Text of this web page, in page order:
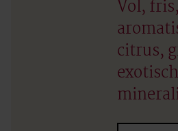
Vol,
citrus,